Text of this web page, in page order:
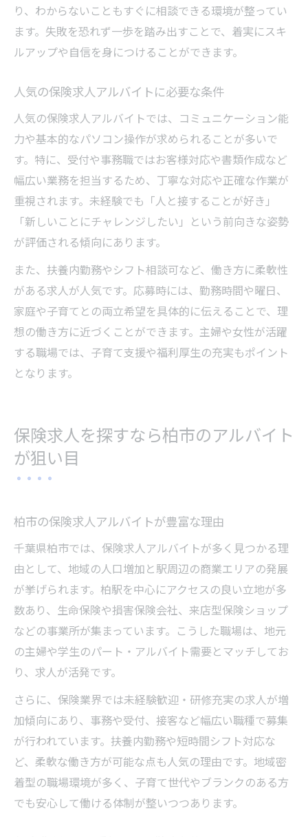
り、わからないこともすぐに相談できる環境が整ってい
ます。失敗を恐れず一歩を踏み出すことで、着実にスキ
ルアップや自信を身につけることができます。
人気の保険求人アルバイトに必要な条件
人気の保険求人アルバイトでは、コミュニケーション能
力や基本的なパソコン操作が求められることが多いで
す。特に、受付や事務職ではお客様対応や書類作成など
幅広い業務を担当するため、丁寧な対応や正確な作業が
重視されます。未経験でも「人と接することが好き」
「新しいことにチャレンジしたい」という前向きな姿勢
が評価される傾向にあります。
また、扶養内勤務やシフト相談可など、働き方に柔軟性
がある求人が人気です。応募時には、勤務時間や曜日、
家庭や子育てとの両立希望を具体的に伝えることで、理
想の働き方に近づくことができます。主婦や女性が活躍
する職場では、子育て支援や福利厚生の充実もポイント
となります。
保険求人を探すなら柏市のアルバイト
が狙い目
柏市の保険求人アルバイトが豊富な理由
千葉県柏市では、保険求人アルバイトが多く見つかる理
由として、地域の人口増加と駅周辺の商業エリアの発展
が挙げられます。柏駅を中心にアクセスの良い立地が多
数あり、生命保険や損害保険会社、来店型保険ショップ
などの事業所が集まっています。こうした職場は、地元
の主婦や学生のパート・アルバイト需要とマッチしてお
り、求人が活発です。
さらに、保険業界では未経験歓迎・研修充実の求人が増
加傾向にあり、事務や受付、接客など幅広い職種で募集
が行われています。扶養内勤務や短時間シフト対応な
ど、柔軟な働き方が可能な点も人気の理由です。地域密
着型の職場環境が多く、子育て世代やブランクのある方
でも安心して働ける体制が整いつつあります。